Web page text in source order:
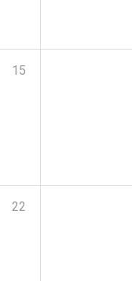
15
22